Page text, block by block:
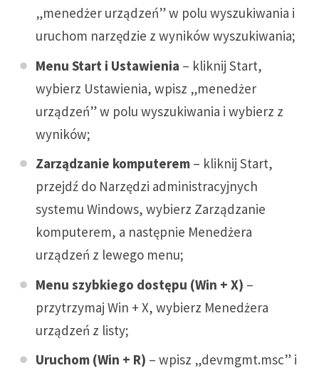
„menedżer urządzeń” w polu wyszukiwania i
uruchom narzędzie z wyników wyszukiwania;
Menu Start i Ustawienia – kliknij Start,
wybierz Ustawienia, wpisz „menedżer
urządzeń” w polu wyszukiwania i wybierz z
wyników;
Zarządzanie komputerem – kliknij Start,
przejdź do Narzędzi administracyjnych
systemu Windows, wybierz Zarządzanie
komputerem, a następnie Menedżera
urządzeń z lewego menu;
Menu szybkiego dostępu (Win + X) –
przytrzymaj Win + X, wybierz Menedżera
urządzeń z listy;
Uruchom (Win + R) – wpisz „devmgmt.msc” i